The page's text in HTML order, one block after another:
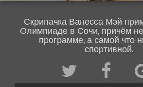
Скрипачка Ванесса Мэй
Олимпиаде в Сочи, причём не
программе, а самой что
спортивной.